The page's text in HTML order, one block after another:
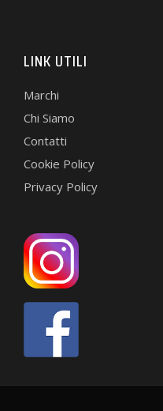
LINK UTILI
Marchi
Chi Siamo
Contatti
Cookie Policy
Privacy Policy